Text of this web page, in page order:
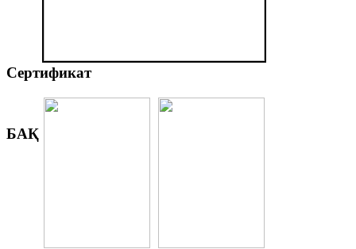
Сертификат
БАҚ